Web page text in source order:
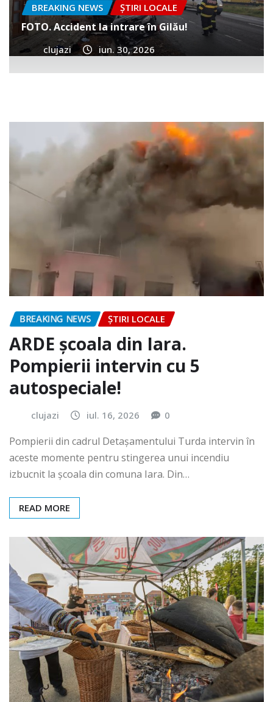
BREAKING NEWS ȘTIRI LOCALE
FOTO. Accident la intrare în Gilău!
clujazi iun. 30, 2026
BREAKING NEWS ȘTIRI LOCALE
ARDE școala din Iara.
Pompierii intervin cu 5
autospeciale!
clujazi iul. 16, 2026 0
Pompierii din cadrul Detașamentului Turda intervin în
aceste momente pentru stingerea unui incendiu
izbucnit la școala din comuna Iara. Din…
READ MORE